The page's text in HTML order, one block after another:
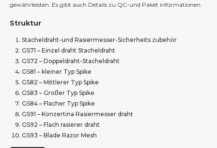
gewährleisten. Es gibt auch Details zu QC-und Paket informationen.
Struktur
Stacheldraht-und Rasiermesser-Sicherheits zubehör
GS71 – Einzel draht Stacheldraht
GS72 – Doppeldraht-Stacheldraht
GS81 – kleiner Typ Spike
GS82 – Mittlerer Typ Spike
GS83 – Großer Typ Spike
GS84 – Flacher Typ Spike
GS91 – Konzertina Rasiermesser draht
GS92 – Flach rasierer draht
GS93 – Blade Razor Mesh